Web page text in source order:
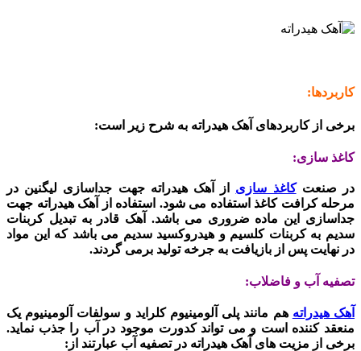
کاربردها:
برخی از کاربردهای آهک هیدراته به شرح زیر است:
کاغذ سازی:
در صنعتکاغذ سازی از آهک هیدراته جهت جداسازی لیگنین در
مرحله کرافت کاغذ استفاده می شود. استفاده از آهک هیدراته جهت
جداسازی این ماده ضروری می باشد. آهک قادر به تبدیل کربنات
سدیم به کربنات کلسیم و هیدروکسید سدیم می باشد که این مواد
در نهایت پس از بازیافت به جرخه تولید برمی گردند.
تصفیه آب و فاضلاب:
آهک هیدراته هم مانند پلی آلومینیوم کلراید و سولفات آلومینیوم یک
منعقد کننده است و می تواند کدورت موجود در آب را جذب نماید.
برخی از مزیت های آهک هیدراته در تصفیه آب عبارتند از: